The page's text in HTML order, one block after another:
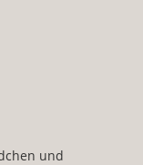
und